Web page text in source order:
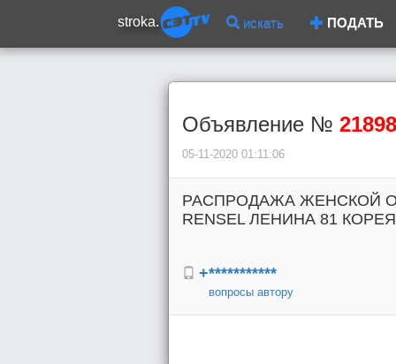
stroka. искать ПОДАТЬ
Объявление № 21898
05-11-2020 01:11:06
РАСПРОДАЖА ЖЕНСКОЙ
RENSEL ЛЕНИНА 81
+***********
вопросы автору